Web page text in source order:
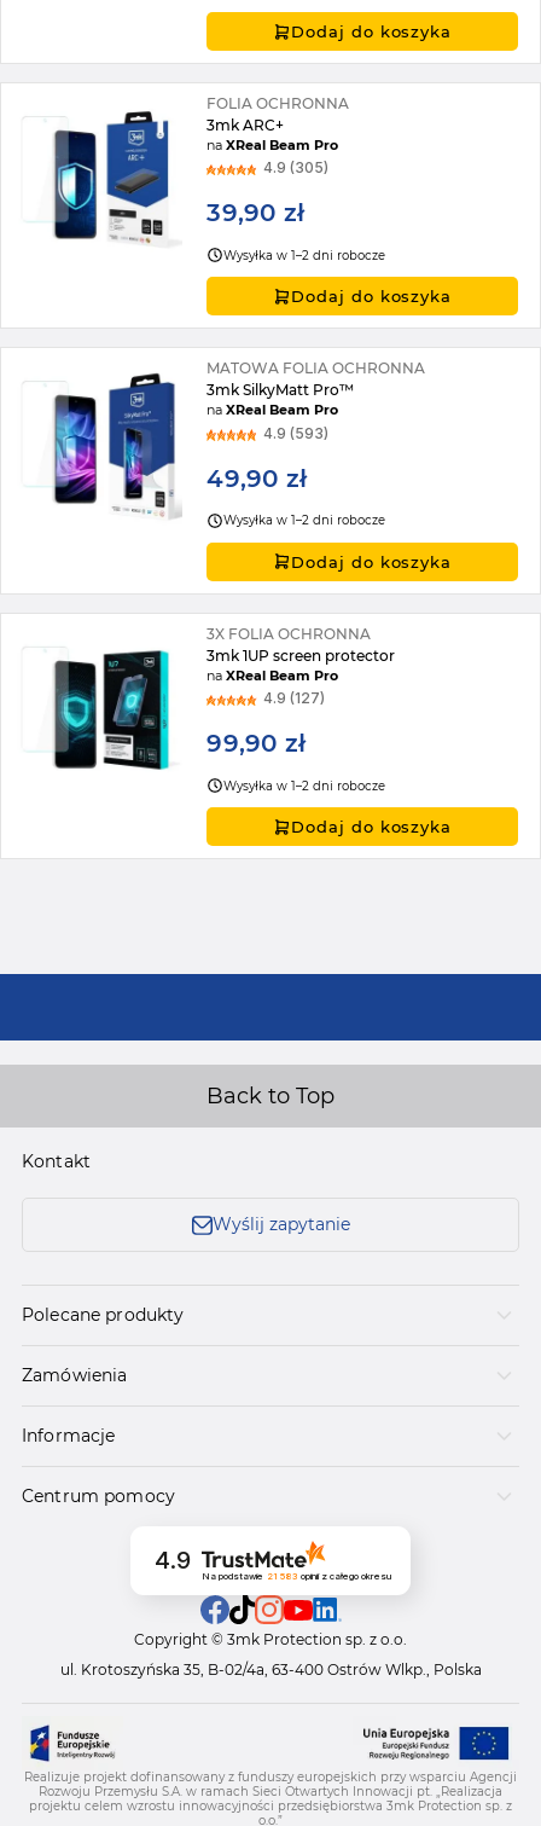
Dodaj do koszyka
FOLIA OCHRONNA
3mk ARC+
naXReal Beam Pro
4.9 (305)
39,90 zł
Wysyłka w 1–2 dni robocze
Dodaj do koszyka
MATOWA FOLIA OCHRONNA
3mk SilkyMatt Pro™
naXReal Beam Pro
4.9 (593)
49,90 zł
Wysyłka w 1–2 dni robocze
Dodaj do koszyka
3X FOLIA OCHRONNA
3mk 1UP screen protector
naXReal Beam Pro
4.9 (127)
99,90 zł
Wysyłka w 1–2 dni robocze
Dodaj do koszyka
Back to Top
Kontakt
Wyślij zapytanie
Polecane produkty
Zamówienia
Informacje
Centrum pomocy
4.9
Na podstawie 21 583 opinii z całego okresu
Copyright © 3mk Protection sp. z o.o.
ul. Krotoszyńska 35, B-02/4a, 63-400 Ostrów Wlkp., Polska
Realizuje projekt dofinansowany z funduszy europejskich przy wsparciu Agencji
Rozwoju Przemysłu S.A. w ramach Sieci Otwartych Innowacji pt. „Realizacja
projektu celem wzrostu innowacyjności przedsiębiorstwa 3mk Protection sp. z
o.o.”